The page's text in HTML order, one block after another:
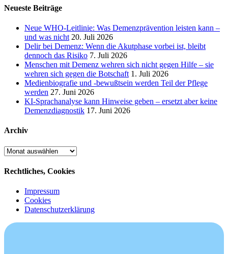
Neueste Beiträge
Neue WHO-Leitlinie: Was Demenzprävention leisten kann –
und was nicht 20. Juli 2026
Delir bei Demenz: Wenn die Akutphase vorbei ist, bleibt
dennoch das Risiko 7. Juli 2026
Menschen mit Demenz wehren sich nicht gegen Hilfe – sie
wehren sich gegen die Botschaft 1. Juli 2026
Medienbiografie und -bewußtsein werden Teil der Pflege
werden 27. Juni 2026
KI-Sprachanalyse kann Hinweise geben – ersetzt aber keine
Demenzdiagnostik 17. Juni 2026
Archiv
Archiv
Rechtliches, Cookies
Impressum
Cookies
Datenschutzerklärung